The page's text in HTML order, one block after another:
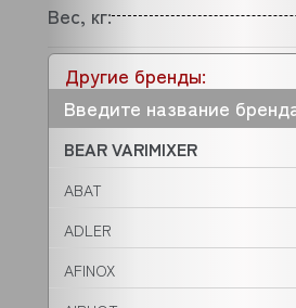
Другие бренды:
BEAR VARIMIXER
ABAT
ADLER
AFINOX
Вес, кг: